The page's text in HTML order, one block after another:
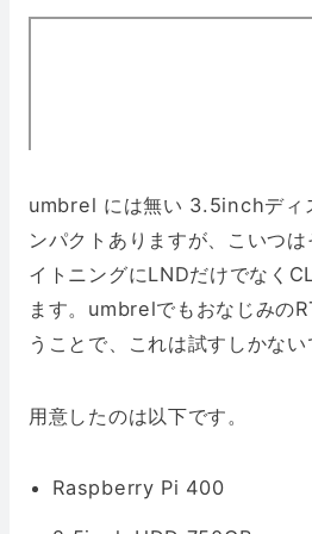
umbrel には無い 3.5inchディ
ンパクトありますが、こいつ
イトニングにLNDだけでなく
ます。umbrelでもおなじみの
うことで、これは試すしかない
用意したのは以下です。
Raspberry Pi 400